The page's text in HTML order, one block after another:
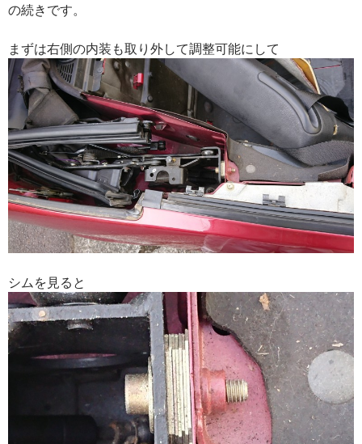
の続きです。
まずは右側の内装も取り外して調整可能にして
シムを見ると